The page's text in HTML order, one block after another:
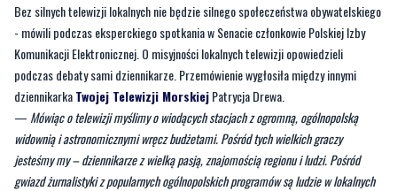
podczas debaty sami dziennikarze. Przemówienie wygłosiła między innymi
dziennikarkaTwojej Telewizji MorskiejPatrycja Drewa.
—Mówiąc o telewizji myślimy o wiodących stacjach z ogromną, ogólnopolską
widownią i astronomicznymi wręcz budżetami. Pośród tych wielkich graczy
jesteśmy my – dziennikarze z wielką pasją, znajomością regionu i ludzi. Pośród
gwiazd żurnalistyki z popularnych ogólnopolskich programów są ludzie w lokalnych
redakcjach, którzy wypełniają swoją misję najbliżej ludzi- podkreśliła. -Dla nas
dziennikarzy po drugiej stronie ekranu jest człowiek, którego znają – a nie clickbait
czy sensacja. Często mieszkańcy regionu nie dzwonią czy nie piszą do służb, do